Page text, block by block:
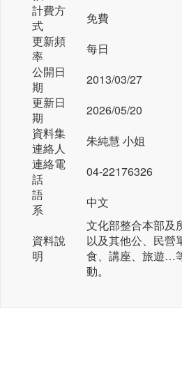
計費方
式
免費
更新頻
率
每日
公開日
期
2013/03/27
更新日
期
2026/05/20
資料集
連絡人
朱純慧 小姐
連絡電
話
04-22176326
語
系
中文
資料說
明
文化部整合本部及
以及其他公、民營
食、講座、旅遊…
動。